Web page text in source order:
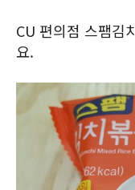
CU 편의점 스팸김
요.